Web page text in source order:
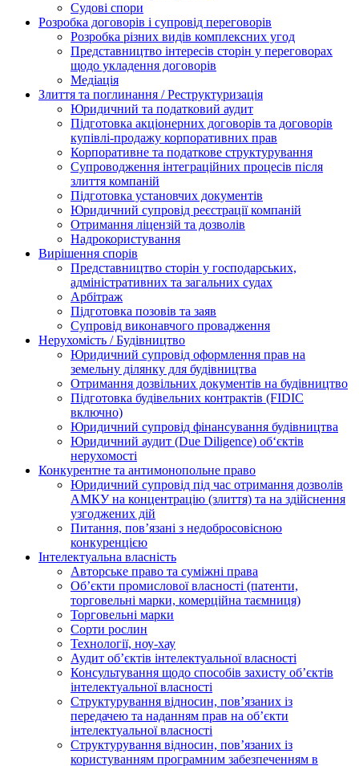
Судові спори
Розробка договорів і супровід переговорів
Розробка різних видів комплексних угод
Представництво інтересів сторін у переговорах
щодо укладення договорів
Медіація
Злиття та поглинання / Реструктуризація
Юридичний та податковий аудит
Підготовка акціонерних договорів та договорів
купівлі-продажу корпоративних прав
Корпоративне та податкове структурування
Супроводження інтеграційних процесів після
злиття компаній
Підготовка установчих документів
Юридичний супровід реєстрації компаній
Отримання ліцензій та дозволів
Надрокористування
Вирішення спорів
Представництво сторін у господарських,
адміністративних та загальних судах
Арбітраж
Підготовка позовів та заяв
Супровід виконавчого провадження
Нерухомість / Будівництво
Юридичний супровід оформлення прав на
земельну ділянку для будівництва
Отримання дозвільних документів на будівництво
Підготовка будівельних контрактів (FIDIC
включно)
Юридичний супровід фінансування будівництва
Юридичний аудит (Due Diligence) об‘єктів
нерухомості
Конкурентне та антимонопольне право
Юридичний супровід під час отримання дозволів
АМКУ на концентрацію (злиття) та на здійснення
узгоджених дій
Питання, пов’язані з недобросовісною
конкуренцією
Інтелектуальна власність
Авторське право та суміжні права
Oб’єкти промислової власності (патенти,
торговельні марки, комерційна таємниця)
Торговельні марки
Сорти рослин
Технології, ноу-хау
Аудит об’єктів інтелектуальної власності
Консультування щодо способів захисту об’єктів
інтелектуальної власності
Структурування відносин, пов’язаних із
передачею та наданням прав на об’єкти
інтелектуальної власності
Структурування відносин, пов’язаних із
користуванням програмним забезпеченням в